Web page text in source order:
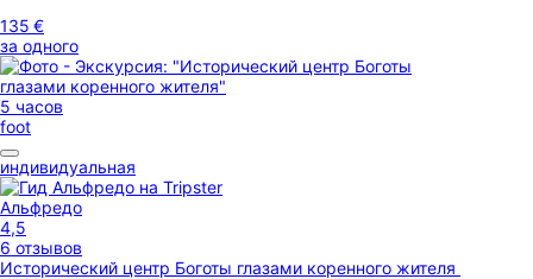
135 €
за одного
5 часов
foot
индивидуальная
Альфредо
4,5
6 отзывов
Исторический центр Боготы глазами коренного жителя